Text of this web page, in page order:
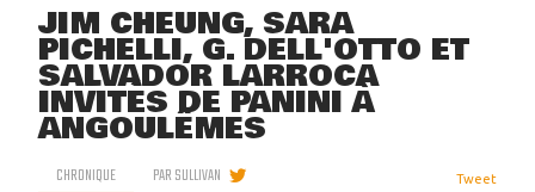
JIM CHEUNG, SARA
PICHELLI, G. DELL'OTTO ET
SALVADOR LARROCA
INVITÉS DE PANINI À
ANGOULÊMES
CHRONIQUE PARSULLIVAN Tweet